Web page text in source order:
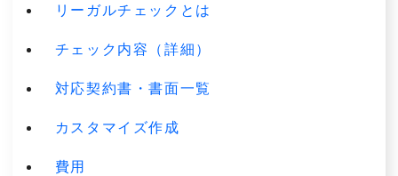
リーガルチェックとは
チェック内容（詳細）
対応契約書・書面一覧
カスタマイズ作成
費用